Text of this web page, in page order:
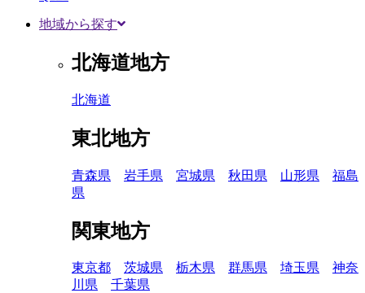
地域から探す
北海道地方
北海道
東北地方
青森県 岩手県 宮城県 秋田県 山形県
福島
県
関東地方
東京都 茨城県 栃木県 群馬県 埼玉県
神奈
川県
千葉県